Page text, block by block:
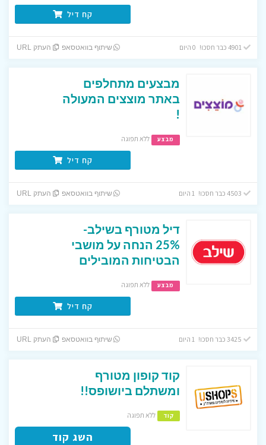
קח דיל
שיתוף בוואטסאפ העתק URL
מבצעים מתחלפים
באתר מוצצים המעולה
!
מבצע ללא תפוגה
קח דיל
שיתוף בוואטסאפ העתק URL
דיל מטורף בשילב-
25% הנחה על מושבי
הבטיחות המובילים
מבצע ללא תפוגה
קח דיל
שיתוף בוואטסאפ העתק URL
קוד קופון מטורף
ומשתלם ביושופס!!
קוד ללא תפוגה
השג קוד